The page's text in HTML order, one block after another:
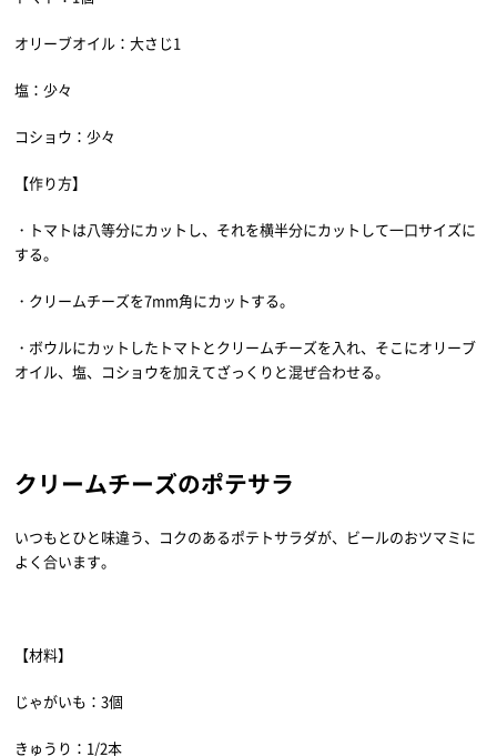
オリーブオイル：大さじ1
塩：少々
コショウ：少々
【作り方】
・トマトは八等分にカットし、それを横半分にカットして一口サイズに
する。
・クリームチーズを7mm角にカットする。
・ボウルにカットしたトマトとクリームチーズを入れ、そこにオリーブ
オイル、塩、コショウを加えてざっくりと混ぜ合わせる。
クリームチーズのポテサラ
いつもとひと味違う、コクのあるポテトサラダが、ビールのおツマミに
よく合います。
【材料】
じゃがいも：3個
きゅうり：1/2本